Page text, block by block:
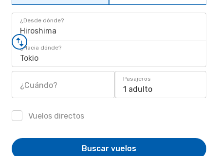
¿Desde dónde?
Hiroshima
¿Hacia dónde?
Tokio
¿Cuándo?
Pasajeros
1 adulto
Vuelos directos
Buscar vuelos